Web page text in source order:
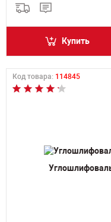
Купить
Код товара: 114845